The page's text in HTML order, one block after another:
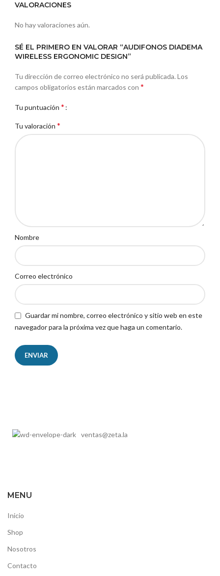
VALORACIONES
No hay valoraciones aún.
SÉ EL PRIMERO EN VALORAR “AUDIFONOS DIADEMA
WIRELESS ERGONOMIC DESIGN”
Tu dirección de correo electrónico no será publicada.Los
campos obligatorios están marcados con *
Tu puntuación *
Tu valoración *
Nombre
Correo electrónico
Guardar mi nombre, correo electrónico y sitio web en este
navegador para la próxima vez que haga un comentario.
ventas@zeta.la
MENU
Inicio
Shop
Nosotros
Contacto